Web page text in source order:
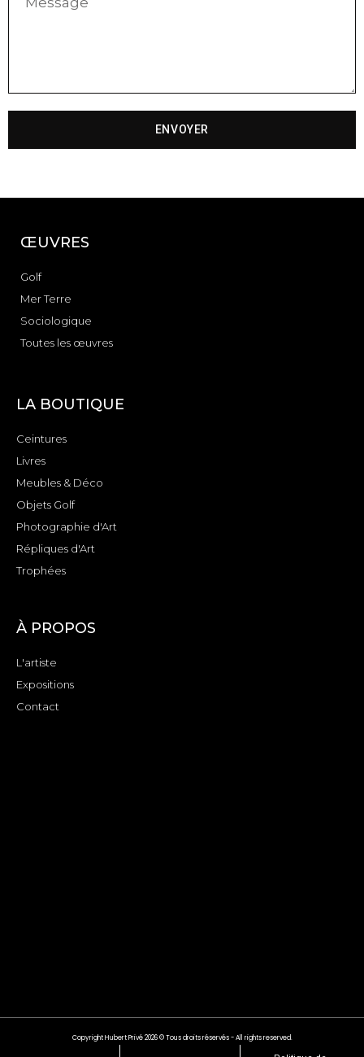
ENVOYER
ŒUVRES
Golf
Mer Terre
Sociologique
Toutes les œuvres
LA BOUTIQUE
Ceintures
Livres
Meubles & Déco
Objets Golf
Photographie d'Art
Répliques d'Art
Trophées
À PROPOS
L'artiste
Expositions
Contact
Copyright Hubert Privé 2026 © Tous droits réservés - All rights reserved.